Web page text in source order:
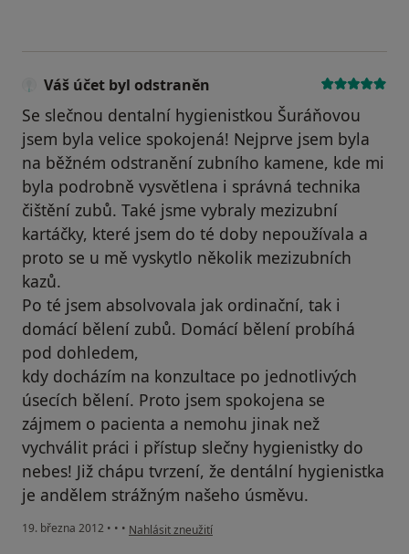
Váš účet byl odstraněn
Se slečnou dentalní hygienistkou Šuráňovou
jsem byla velice spokojená! Nejprve jsem byla
na běžném odstranění zubního kamene, kde mi
byla podrobně vysvětlena i správná technika
čištění zubů. Také jsme vybraly mezizubní
kartáčky, které jsem do té doby nepoužívala a
proto se u mě vyskytlo několik mezizubních
kazů.
Po té jsem absolvovala jak ordinační, tak i
domácí bělení zubů. Domácí bělení probíhá
pod dohledem,
kdy docházím na konzultace po jednotlivých
úsecích bělení. Proto jsem spokojena se
zájmem o pacienta a nemohu jinak než
vychválit práci i přístup slečny hygienistky do
nebes! Již chápu tvrzení, že dentální hygienistka
je andělem strážným našeho úsměvu.
19. března 2012 • • • podle názoru uživatele Váš účet byl odstraněn
Nahlásit zneužití